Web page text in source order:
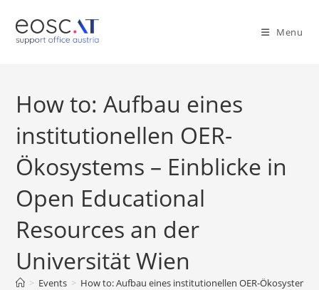
Menu
How to: Aufbau eines
institutionellen OER-
Ökosystems – Einblicke in
Open Educational
Resources an der
Universität Wien
> Events > How to: Aufbau eines institutionellen OER-Ökosystems